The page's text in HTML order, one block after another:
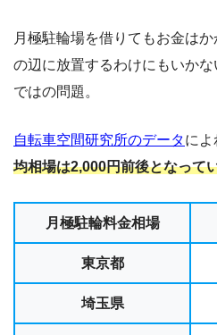
月極駐輪場を借りてもお金は
の辺に放置するわけにもいか
ではの問題。
自転車空間研究所のデータによ
均相場は2,000円前後となって
月極駐輪料金相場
東京都
埼玉県